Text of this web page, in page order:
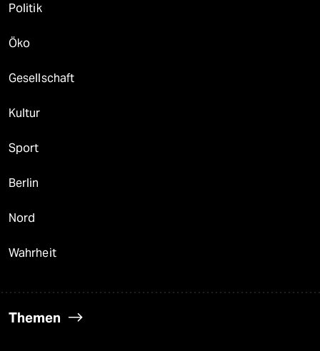
Politik
Öko
Gesellschaft
Kultur
Sport
Berlin
Nord
Wahrheit
Themen